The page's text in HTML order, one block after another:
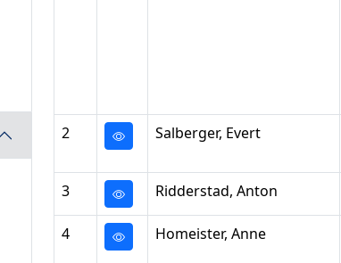
2 Salberger, Evert
3 Ridderstad, Anton
4 Homeister, Anne